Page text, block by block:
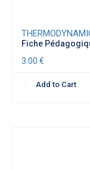
Fiche
3.00€
Add to Cart